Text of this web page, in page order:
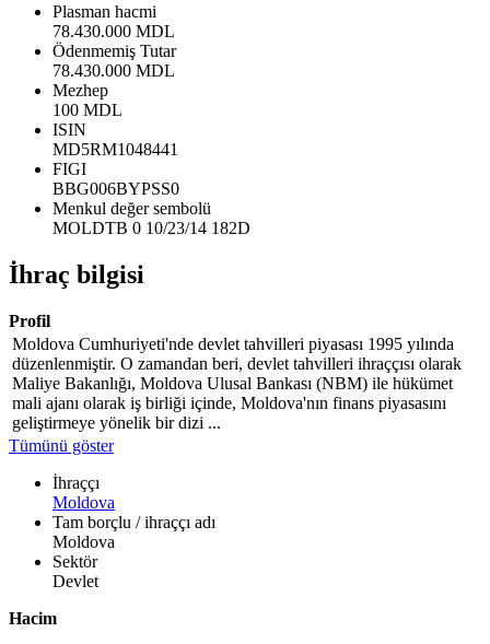
Plasman hacmi
78.430.000 MDL
Ödenmemiş Tutar
78.430.000 MDL
Mezhep
100 MDL
ISIN
MD5RM1048441
FIGI
BBG006BYPSS0
Menkul değer sembolü
MOLDTB 0 10/23/14 182D
İhraç bilgisi
Profil
Moldova Cumhuriyeti'nde devlet tahvilleri piyasası 1995 yılında
düzenlenmiştir. O zamandan beri, devlet tahvilleri ihraççısı olarak
Maliye Bakanlığı, Moldova Ulusal Bankası (NBM) ile hükümet
mali ajanı olarak iş birliği içinde, Moldova'nın finans piyasasını
geliştirmeye yönelik bir dizi ...
Tümünü göster
İhraççı
Moldova
Tam borçlu / ihraççı adı
Moldova
Sektör
Devlet
Hacim